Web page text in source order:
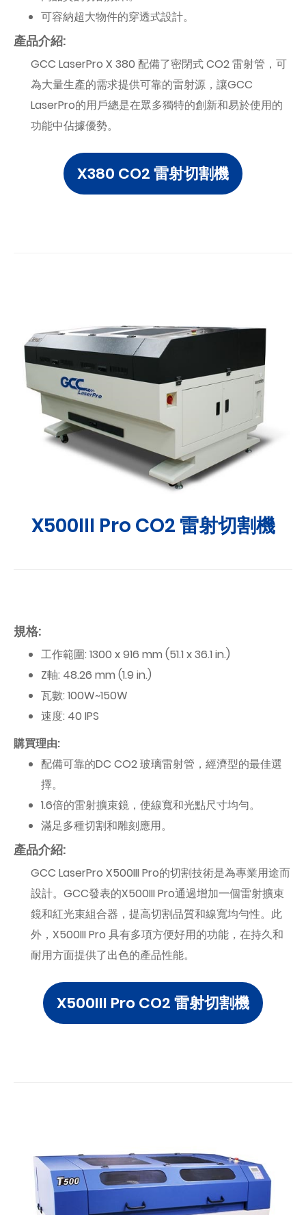
可容納超大物件的穿透式設計。
產品介紹:
GCC LaserPro X 380 配備了密閉式 CO2 雷射管，可
為大量生產的需求提供可靠的雷射源，讓GCC
LaserPro的用戶總是在眾多獨特的創新和易於使用的
功能中佔據優勢。
X380 CO2 雷射切割機
X500III Pro CO2 雷射切割機
規格:
工作範圍: 1300 x 916 mm (51.1 x 36.1 in.)
Z軸: 48.26 mm (1.9 in.)
瓦數: 100W~150W
速度: 40 IPS
購買理由:
配備可靠的DC CO2 玻璃雷射管，經濟型的最佳選
擇。
1.6倍的雷射擴束鏡，使線寬和光點尺寸均勻。
滿足多種切割和雕刻應用。
產品介紹:
GCC LaserPro X500III Pro的切割技術是為專業用途而
設計。GCC發表的X500III Pro通過增加一個雷射擴束
鏡和紅光束組合器，提高切割品質和線寬均勻性。此
外，X500III Pro 具有多項方便好用的功能，在持久和
耐用方面提供了出色的產品性能。
X500III Pro CO2 雷射切割機